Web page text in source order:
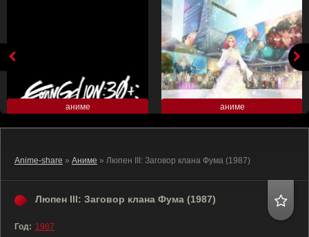
аниме аниме
Anime-share » Аниме » Люпен III: Заговор клана Фума (1987)
Люпен III: Заговор клана Фума (1987)
Год: 1987